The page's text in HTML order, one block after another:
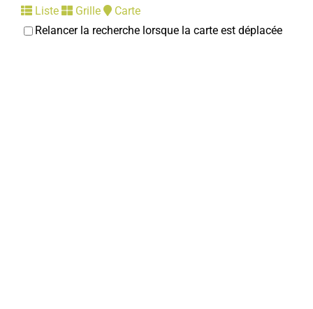
Liste Grille
Carte
Relancer la recherche lorsque la carte est déplacée